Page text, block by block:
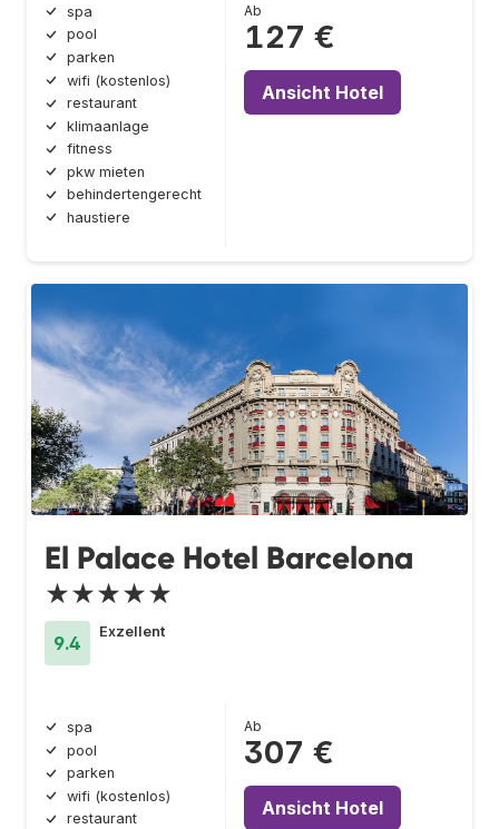
spa
pool
parken
wifi (kostenlos)
restaurant
klimaanlage
fitness
pkw mieten
behindertengerecht
haustiere
Ab
127 €
Ansicht Hotel
El Palace Hotel Barcelona
★★★★★
9.4
Exzellent
spa
pool
parken
wifi (kostenlos)
restaurant
Ab
307 €
Ansicht Hotel